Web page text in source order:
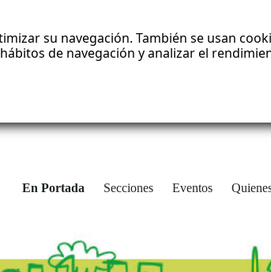
su navegación. También se usan
de navegación y analizar el
En Portada Secciones Eventos